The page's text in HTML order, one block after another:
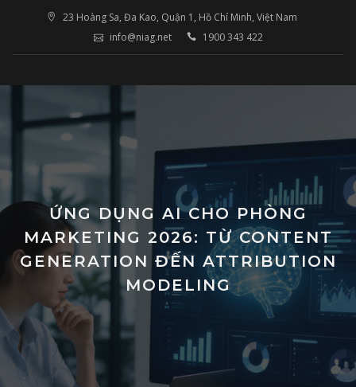
23 Hoàng Sa, Đa Kao, Quận 1, Hồ Chí Minh, Việt Nam
info@niag.net
1900 343 422
ỨNG DỤNG AI CHO PHÒNG
MARKETING 2026: TỪ CONTENT
GENERATION ĐẾN ATTRIBUTION
MODELING